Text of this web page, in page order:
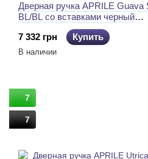
Дверная ручка APRILE Guava
BL/BL со вставками черный
матовый/черный матовый BL/
7 332 грн
Купить
В наличии
7
7